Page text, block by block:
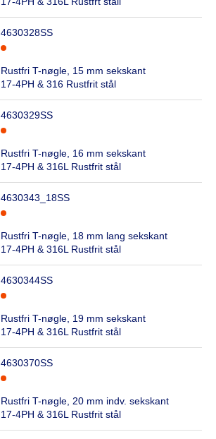
4630328SS
Rustfri T-nøgle, 15 mm sekskant
17-4PH & 316 Rustfrit stål
4630329SS
Rustfri T-nøgle, 16 mm sekskant
17-4PH & 316L Rustfrit stål
4630343_18SS
Rustfri T-nøgle, 18 mm lang sekskant
17-4PH & 316L Rustfrit stål
4630344SS
Rustfri T-nøgle, 19 mm sekskant
17-4PH & 316L Rustfrit stål
4630370SS
Rustfri T-nøgle, 20 mm indv. sekskant
17-4PH & 316L Rustfrit stål